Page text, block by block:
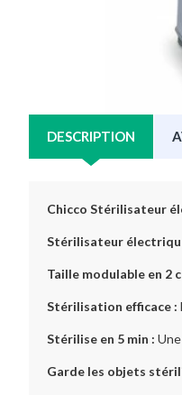
DESCRIPTION
Chicco Stérilisateur
Stérilisateur
Taille modulable en 2
Stérilisation efficace :
Stérilise en 5 min :
Garde les objets